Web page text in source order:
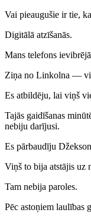
Vai pieaugušie ir tie,
Digitālā atzīšanās.
Mans telefons
Ziņa no Linkolna —
Es atbildēju, lai viņš
Tajās gaidīšanas
nebiju darījusi.
Es pārbaudīju
Viņš to bija atstājis uz
Tam nebija paroles.
Pēc astoņiem laulības